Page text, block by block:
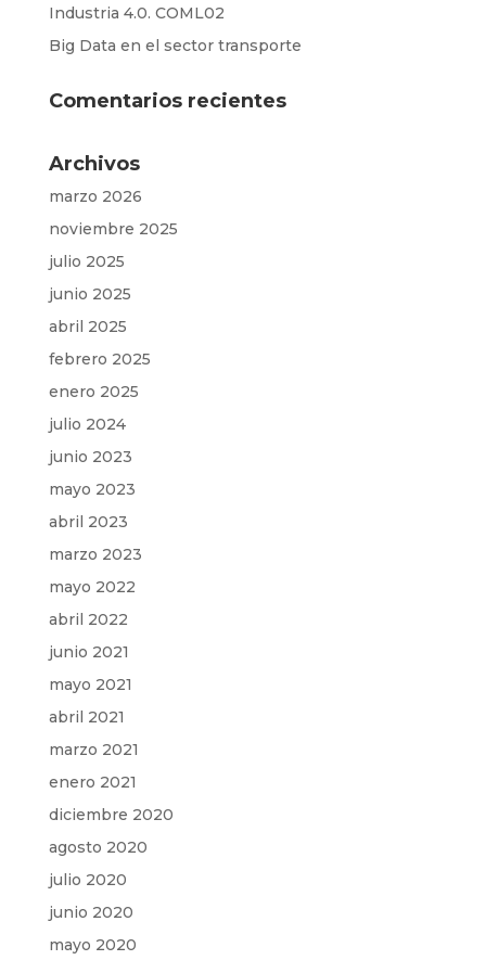
Industria 4.0. COML02
Big Data en el sector transporte
Comentarios recientes
Archivos
marzo 2026
noviembre 2025
julio 2025
junio 2025
abril 2025
febrero 2025
enero 2025
julio 2024
junio 2023
mayo 2023
abril 2023
marzo 2023
mayo 2022
abril 2022
junio 2021
mayo 2021
abril 2021
marzo 2021
enero 2021
diciembre 2020
agosto 2020
julio 2020
junio 2020
mayo 2020